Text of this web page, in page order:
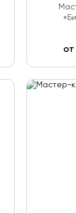
от